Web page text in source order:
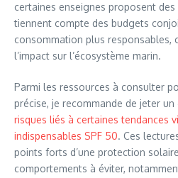
certaines enseignes proposent
tiennent compte des budgets
consommation plus responsables,
l’impact sur l’écosystème marin.
Parmi les ressources à consulter
précise, je recommande de jeter
risques liés à certaines tendances
indispensables SPF 50. Ces
points forts d’une protection
comportements à éviter,